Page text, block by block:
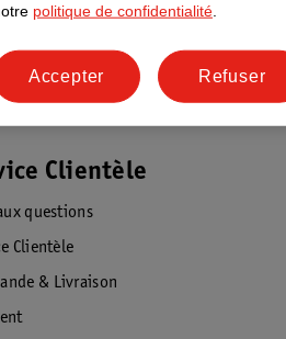
Clientèle
questions
Clientèle
& Livraison
politique de confidentialité
Refuser
Accepter